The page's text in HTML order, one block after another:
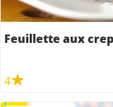
Feuillette aux
4